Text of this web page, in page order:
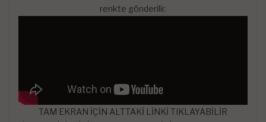
renkte gönderilir.
TAM EKRAN İÇİN ALTTAKİ LİNKİ TIKLAYABİLİR